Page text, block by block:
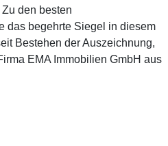
den besten
das begehrte Siegel in diesem
Bestehen der Auszeichnung,
EMA Immobilien GmbH aus